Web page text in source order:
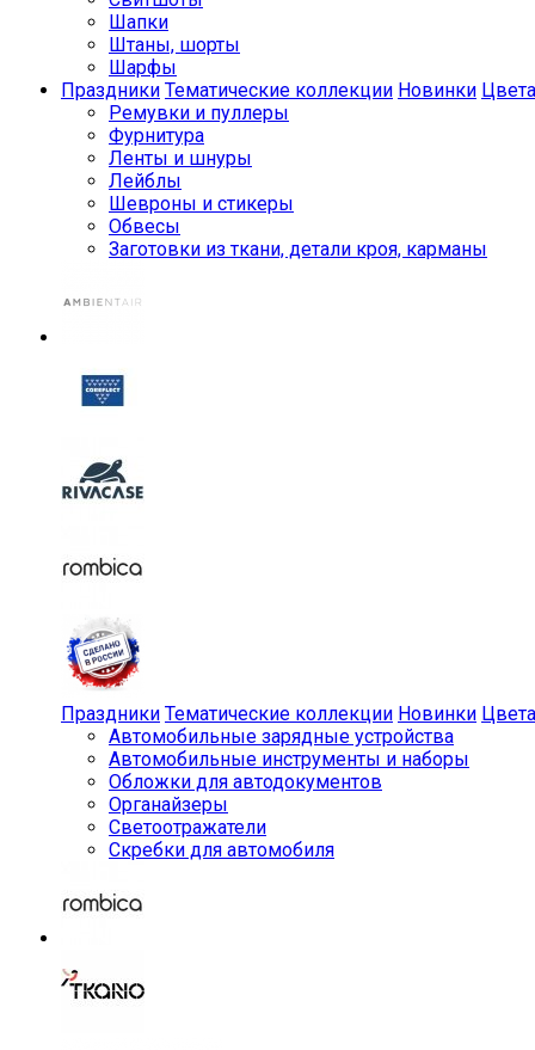
Шапки
Штаны, шорты
Шарфы
Праздники Тематические коллекции Новинки Цвета
Ремувки и пуллеры
Фурнитура
Ленты и шнуры
Лейблы
Шевроны и стикеры
Обвесы
Заготовки из ткани, детали кроя, карманы
Праздники Тематические коллекции Новинки Цвета
Автомобильные зарядные устройства
Автомобильные инструменты и наборы
Обложки для автодокументов
Органайзеры
Светоотражатели
Скребки для автомобиля